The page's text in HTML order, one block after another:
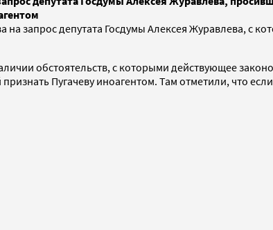
запрос депутата Госдумы Алексея Журавлева, с
обстоятельств, с которыми действующее
Пугачеву иноагентом. Там отметили, что